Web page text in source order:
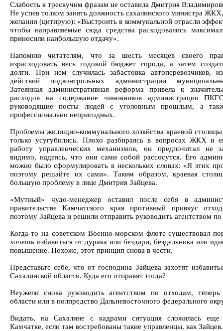
Слабость к трескучим фразам не оставила Дмитрия
Не успев толком занять должность сахалинского министра
желании (цитирую): «Выстроить в коммунальной отрасли
чтобы направляемые сюда средства расходовались
приносили наибольшую отдачу».
Напомню читателям, что за шесть месяцев своего
израсходовать весь годовой бюджет города, а затем
долги. При нем случилась забастовка автоперевозчиков,
действий подконтрольных администрации
Затеянная административная реформа привела к
расходов на содержание чиновников администрации
руководящие посты людей с уголовным прошлым, а
профессионально непригодных.
Проблемы жилищно-коммунального хозяйства краевой
только усугубились. Плохо разбираясь в вопросах ЖКХ и
работу управленческих механизмов, он предпочитал не
видимо, надеясь, что они сами собой рассосутся. Его
можно было сформулировать в нескольких словах: «Я этих
поэтому решайте их сами». Таким образом, краевая
большую проблему в лице Дмитрия Зайцева.
«Мутный» чудо-менеджер оставил после себя в
правительстве Камчатского края противный привкус
поэтому Зайцева и решили отправить руководить агентством
Когда-то на советском Военно-морском флоте существовал
хочешь избавиться от дурака или бездари, бездельника или
повышение. Похоже, этот принцип снова в чести.
Представьте себе, что от господина Зайцева захотят
Сахалинской области. Куда его отправят тогда?
Неужели снова руководить агентством по отходам,
области или в полпредство Дальневосточного федерального
Видать, на Сахалине с кадрами ситуация сложилась
Камчатке, если там востребованы такие управленцы, как Зайцев.